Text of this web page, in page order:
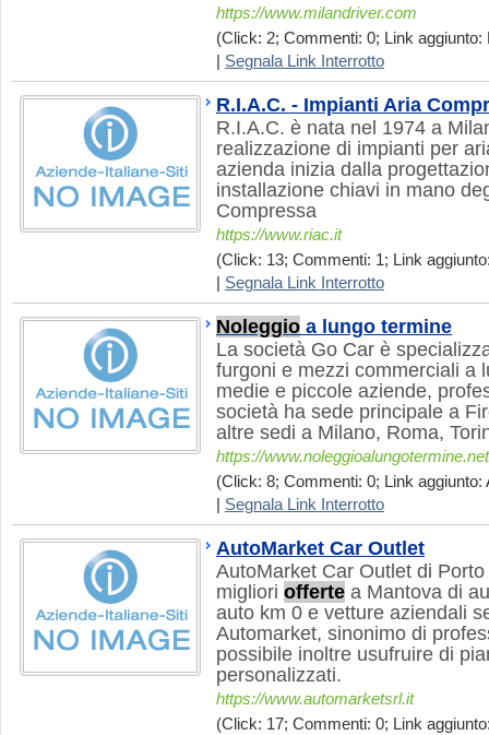
https://www.milandriver.com
(Click: 2; Commenti: 0; Link aggiunto:
Segnala Link Interrotto
R.I.A.C. - Impianti Aria
R.I.A.C. è nata nel 1974 a
realizzazione di impianti per
azienda inizia dalla
installazione chiavi in mano
Compressa
https://www.riac.it
(Click: 13; Commenti: 1; Link
Segnala Link Interrotto
Noleggio a lungo termine
La società Go Car è
furgoni e mezzi commerciali a
medie e piccole aziende,
società ha sede principale a
altre sedi a Milano, Roma,
https://www.noleggioalungotermine.net
(Click: 8; Commenti: 0; Link aggiunto:
Segnala Link Interrotto
AutoMarket Car Outlet
AutoMarket Car Outlet di
migliori offerte a Mantova di
auto km 0 e vetture aziendali
Automarket, sinonimo di
possibile inoltre usufruire di
personalizzati.
https://www.automarketsrl.it
(Click: 17; Commenti: 0; Link